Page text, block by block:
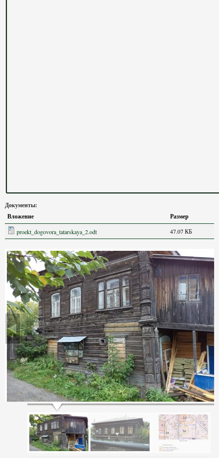
Документы:
Вложение
Размер
proekt_dogovora_tatarskaya_2.odt 47.07 КБ